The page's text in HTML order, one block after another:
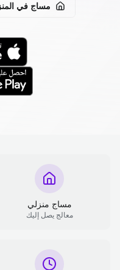
مساج في
مساج منزلي
معالج يصل إليك